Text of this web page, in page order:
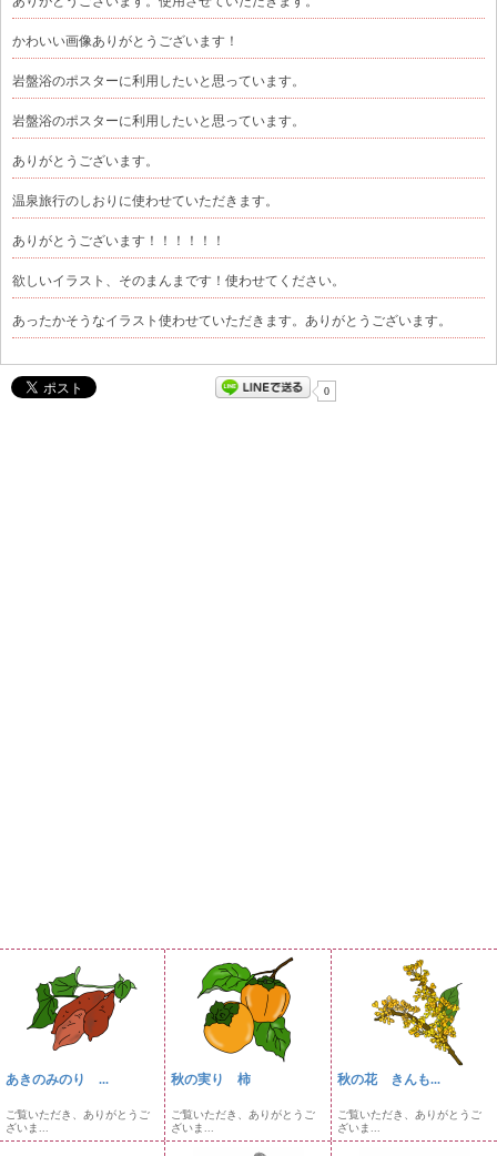
かわいい画像ありがとうございます！
岩盤浴のポスターに利用したいと思っています。
岩盤浴のポスターに利用したいと思っています。
ありがとうございます。
温泉旅行のしおりに使わせていただきます。
ありがとうございます！！！！！！
欲しいイラスト、そのまんまです！使わせてください。
あったかそうなイラスト使わせていただきます。ありがとうございます。
0
あきのみのり ...
ご覧いただき、ありがとうご
ざいま...
秋の実り 柿
ご覧いただき、ありがとうご
ざいま...
秋の花 きんも...
ご覧いただき、ありがとうご
ざいま...